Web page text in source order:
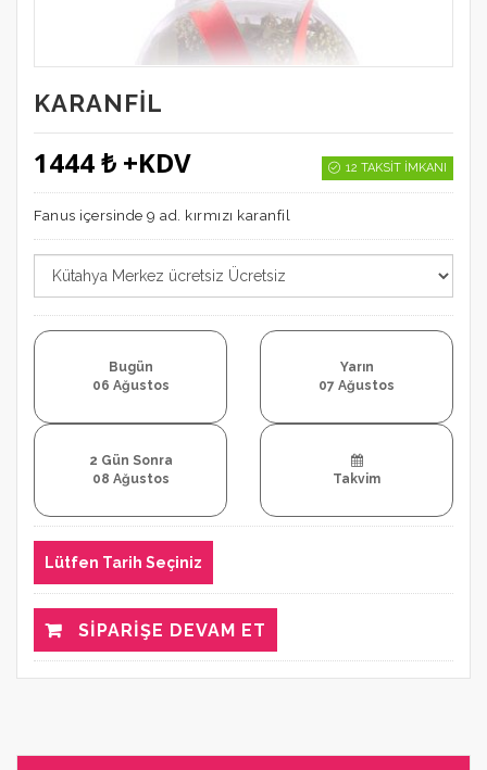
KARANFIL
1444 ₺ +KDV 12 TAKSIT İMKANI
Fanus içersinde 9 ad. kırmızı karanfil
Bugün
06 Ağustos
Yarın
07 Ağustos
2 Gün Sonra
08 Ağustos
Takvim
Lütfen Tarih Seçiniz
SIPARIŞE DEVAM ET